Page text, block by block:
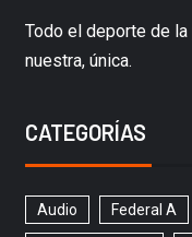
Todo el deporte de
nuestra, única.
CATEGORÍAS
Audio Federal A